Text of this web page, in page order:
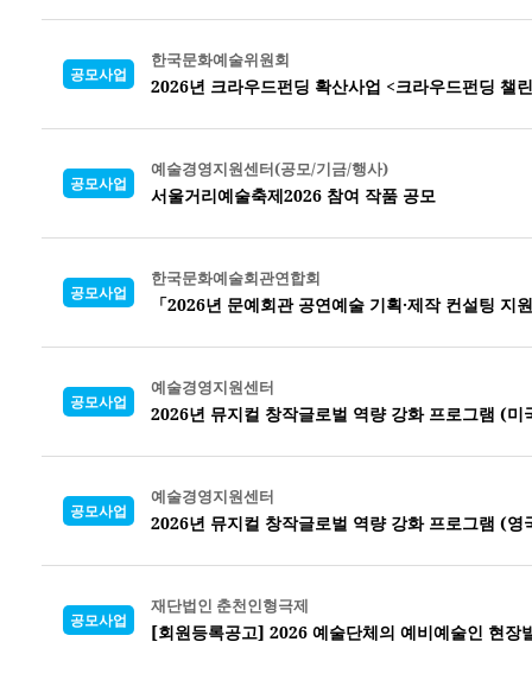
공모사업
한국문화예술위원회
2026년 크라우드펀딩 확산사업 <크라우드펀딩 챌
공모사업
예술경영지원센터(공모/기금/행사)
서울거리예술축제2026 참여 작품 공모
공모사업
한국문화예술회관연합회
「2026년 문예회관 공연예술 기획·제작 컨설팅
공모사업
예술경영지원센터
2026년 뮤지컬 창작글로벌 역량 강화 프로그램 (미
공모사업
예술경영지원센터
2026년 뮤지컬 창작글로벌 역량 강화 프로그램 (영
공모사업
재단법인 춘천인형극제
[회원등록공고] 2026 예술단체의 예비예술인 현